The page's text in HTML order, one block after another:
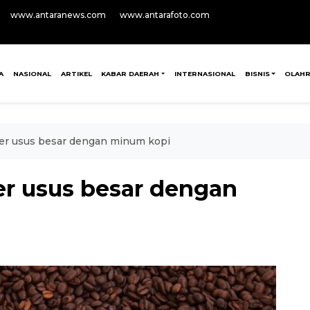
www.antaranews.com www.antarafoto.com
NASIONAL ARTIKEL KABAR DAERAH INTERNASIONAL BISNIS
usus besar dengan minum kopi
usus besar dengan